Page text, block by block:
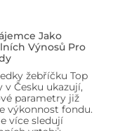
Jako
Výnosů Pro
žebříčku Top
Česku ukazují,
parametry již
výkonnost fondu.
více sledují